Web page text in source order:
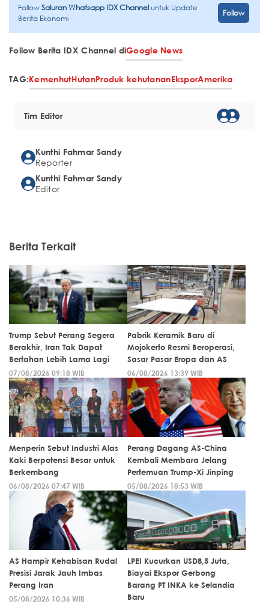
FollowSaluran Whatsapp IDX Channeluntuk Update
Berita Ekonomi
Follow
Follow Berita IDX Channel diGoogle News
TAG:KemenhutHutanProduk kehutananEksporAmerika
Tim Editor
Kunthi Fahmar Sandy
Reporter
Kunthi Fahmar Sandy
Editor
Berita Terkait
Trump Sebut Perang Segera
Berakhir, Iran Tak Dapat
Bertahan Lebih Lama Lagi
07/08/2026 09:18 WIB
Pabrik Keramik Baru di
Mojokerto Resmi Beroperasi,
Sasar Pasar Eropa dan AS
06/08/2026 13:39 WIB
Menperin Sebut Industri Alas
Kaki Berpotensi Besar untuk
Berkembang
06/08/2026 07:47 WIB
Perang Dagang AS-China
Kembali Membara Jelang
Pertemuan Trump-Xi Jinping
05/08/2026 18:53 WIB
AS Hampir Kehabisan Rudal
Presisi Jarak Jauh Imbas
Perang Iran
05/08/2026 10:36 WIB
LPEI Kucurkan USD8,5 Juta,
Biayai Ekspor Gerbong
Barang PT INKA ke Selandia
Baru